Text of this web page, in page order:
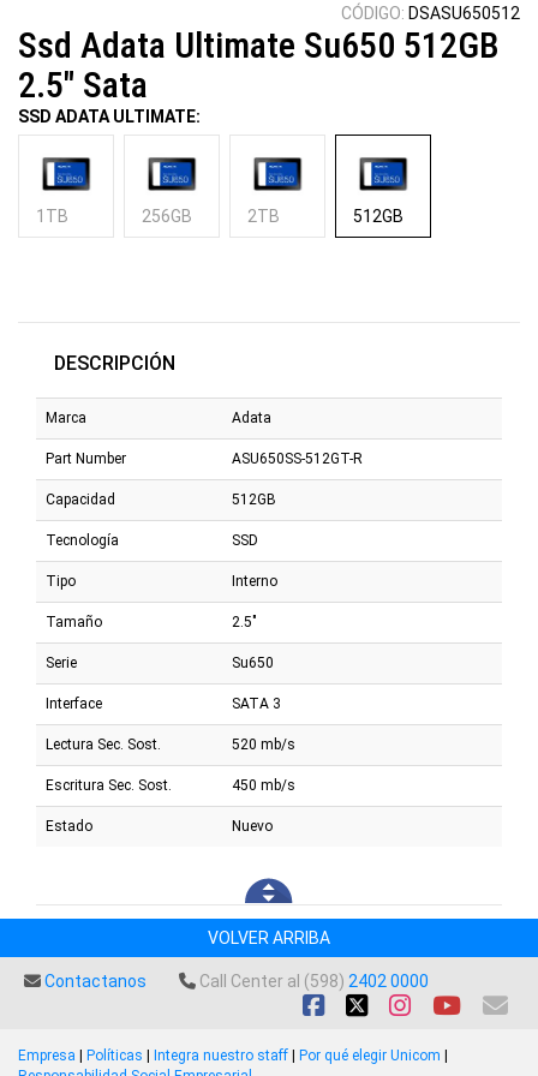
CÓDIGO: DSASU650512
Ssd Adata Ultimate Su650 512GB
2.5" Sata
SSD ADATA ULTIMATE:
1TB 256GB 2TB 512GB
DESCRIPCIÓN
Marca Adata
Part Number ASU650SS-512GT-R
Capacidad 512GB
Tecnología SSD
Tipo Interno
Tamaño 2.5"
Serie Su650
Interface SATA 3
Lectura Sec. Sost. 520 mb/s
Escritura Sec. Sost. 450 mb/s
Estado Nuevo
VOLVER ARRIBA
Contactanos Call Center al (598) 2402 0000
Empresa Políticas Integra nuestro staff Por qué elegir Unicom